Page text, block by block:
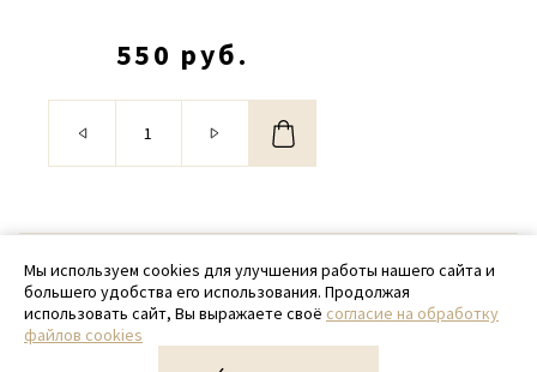
550 руб.
© 2020 - 2026 SamPack
+ 7 (918) 699-97-87
zakaz@sampack.store
Мы используем cookies для улучшения работы нашего сайта и
большего удобства его использования. Продолжая
использовать сайт, Вы выражаете своё согласие на обработку
файлов cookies